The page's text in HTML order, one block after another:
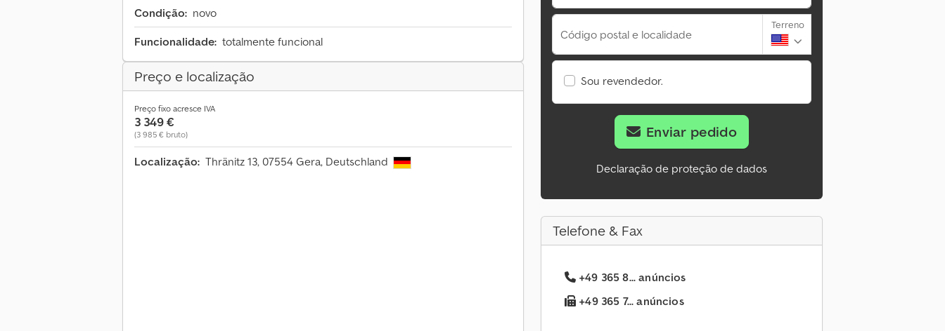
Condição: novo
Funcionalidade: totalmente funcional
Preço e localização
Preço fixo acresce IVA
3 349 €
(3 985 € bruto)
Localização: Thränitz 13, 07554 Gera, Deutschland
Código postal e localidade
Terreno
Sou revendedor.
Enviar pedido
Declaração de proteção de dados
Telefone & Fax
+49 365 8... anúncios
+49 365 7... anúncios